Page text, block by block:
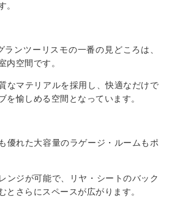
。
ランツーリスモの一番の見どころは、
内空間です。
なマテリアルを採用し、快適なだけで
を愉しめる空間となっています。
優れた大容量のラゲージ・ルームもポ
ンジが可能で、リヤ・シートのバック
とさらにスペースが広がります。